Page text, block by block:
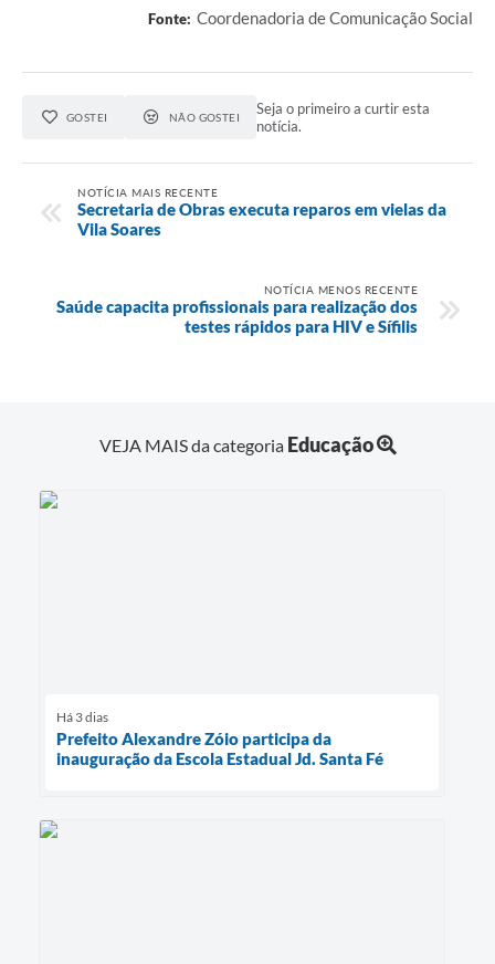
Fonte: Coordenadoria de Comunicação Social
GOSTEI NÃO GOSTEI
Seja o primeiro a curtir esta
notícia.
NOTÍCIA MAIS RECENTE
Secretaria de Obras executa reparos em vielas da
Vila Soares
NOTÍCIA MENOS RECENTE
Saúde capacita profissionais para realização dos
testes rápidos para HIV e Sífilis
VEJA MAIS da categoria Educação
Há 3 dias
Prefeito Alexandre Zóio participa da
inauguração da Escola Estadual Jd. Santa Fé